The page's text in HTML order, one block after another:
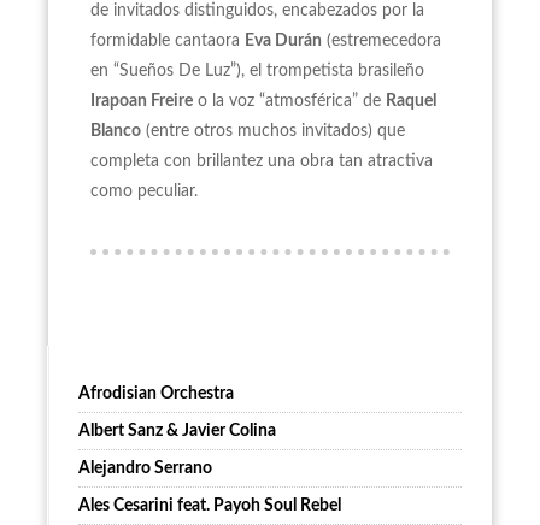
de invitados distinguidos, encabezados por la
formidable cantaora Eva Durán (estremecedora
en “Sueños De Luz”), el trompetista brasileño
Irapoan Freire o la voz “atmosférica” de Raquel
Blanco (entre otros muchos invitados) que
completa con brillantez una obra tan atractiva
como peculiar.
Afrodisian Orchestra
Albert Sanz & Javier Colina
Alejandro Serrano
Ales Cesarini feat. Payoh Soul Rebel